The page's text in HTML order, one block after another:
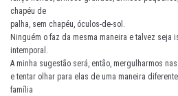
chapéu de
palha, sem chapéu, óculos-de-sol.
Ninguém o faz da mesma maneira e talvez seja
intemporal.
A minha sugestão será, então, mergulharmos
e tentar olhar para elas de uma maneira
família